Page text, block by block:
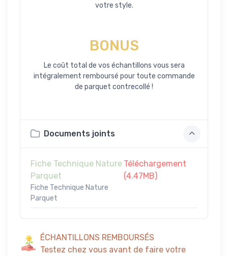
votre style.
BONUS
Le coût total de vos échantillons vous sera
intégralement remboursé pour toute commande
de parquet contrecollé !
Documents joints
Fiche Technique Nature
Parquet
Fiche Technique Nature
Parquet
Téléchargement
(4.47MB)
ÉCHANTILLONS REMBOURSÉS
Testez chez vous avant de faire votre